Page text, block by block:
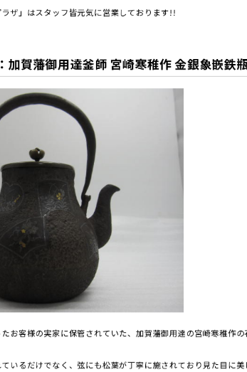
ザ」はスタッフ皆元気に営業しております!!
賀藩御用達釜師 宮崎寒稚作 金銀象嵌鉄
お客様の実家に保管されていた、加賀藩御用達の宮崎寒稚作
いるだけでなく、弦にも松葉が丁寧に施されており見た目に美